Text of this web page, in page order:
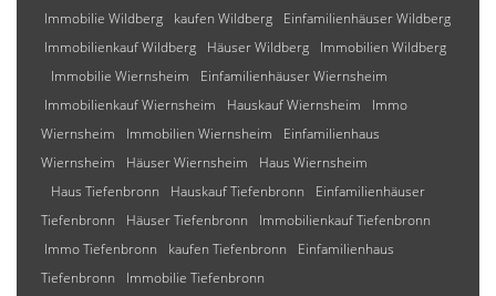
Immobilie Wildberg
kaufen Wildberg
Einfamilienhäuser Wildberg
Immobilienkauf Wildberg
Häuser Wildberg
Immobilien Wildberg
Immobilie Wiernsheim
Einfamilienhäuser Wiernsheim
Immobilienkauf Wiernsheim
Hauskauf Wiernsheim
Immo
Wiernsheim
Immobilien Wiernsheim
Einfamilienhaus
Wiernsheim
Häuser Wiernsheim
Haus Wiernsheim
Haus Tiefenbronn
Hauskauf Tiefenbronn
Einfamilienhäuser
Tiefenbronn
Häuser Tiefenbronn
Immobilienkauf Tiefenbronn
Immo Tiefenbronn
kaufen Tiefenbronn
Einfamilienhaus
Tiefenbronn
Immobilie Tiefenbronn